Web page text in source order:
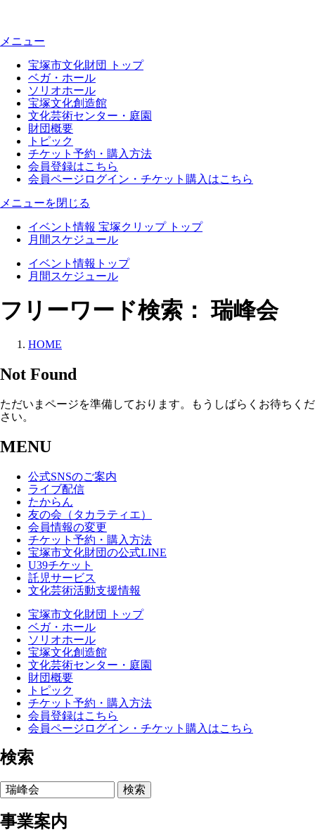
メニュー
宝塚市文化財団 トップ
ベガ・ホール
ソリオホール
宝塚文化創造館
文化芸術センター・庭園
財団概要
トピック
チケット予約・購入方法
会員登録はこちら
会員ページログイン・チケット購入はこちら
メニューを閉じる
イベント情報 宝塚クリップ トップ
月間スケジュール
イベント情報トップ
月間スケジュール
フリーワード検索： 瑞峰会
HOME
Not Found
ただいまページを準備しております。もうしばらくお待ちくだ
さい。
MENU
公式SNSのご案内
ライブ配信
たからん
友の会（タカラティエ）
会員情報の変更
チケット予約・購入方法
宝塚市文化財団の公式LINE
U39チケット
託児サービス
文化芸術活動支援情報
宝塚市文化財団 トップ
ベガ・ホール
ソリオホール
宝塚文化創造館
文化芸術センター・庭園
財団概要
トピック
チケット予約・購入方法
会員登録はこちら
会員ページログイン・チケット購入はこちら
検索
検索
事業案内